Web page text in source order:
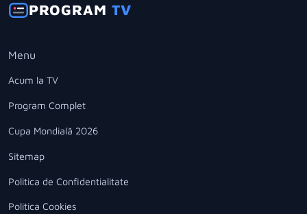
PROGRAMTV
Menu
Acum la TV
Program Complet
Cupa Mondială 2026
Sitemap
Politica de Confidentialitate
Politica Cookies